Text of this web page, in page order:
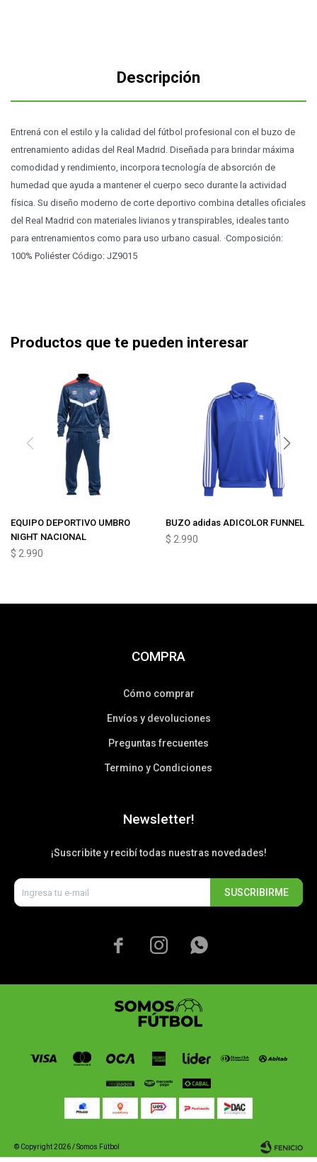
Descripción
Entrená con el estilo y la calidad del fútbol profesional con el buzo de
entrenamiento adidas del Real Madrid. Diseñada para brindar máxima
comodidad y rendimiento, incorpora tecnología de absorción de
humedad que ayuda a mantener el cuerpo seco durante la actividad
física. Su diseño moderno de corte deportivo combina detalles oficiales
del Real Madrid con materiales livianos y transpirables, ideales tanto
para entrenamientos como para uso urbano casual. ·Composición:
100% Poliéster Código: JZ9015
Productos que te pueden interesar
EQUIPO DEPORTIVO UMBRO
NIGHT NACIONAL
$ 2.990
BUZO adidas ADICOLOR FUNNEL
$ 2.990
COMPRA
Cómo comprar
Envíos y devoluciones
Preguntas frecuentes
Termino y Condiciones
Newsletter!
¡Suscribite y recibí todas nuestras novedades!
SUSCRIBIRME
  
© Copyright 2026 / Somos Fútbol